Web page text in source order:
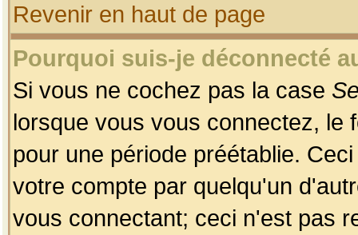
Revenir en haut de page
Pourquoi suis-je déconnecté
Si vous ne cochez pas la case
lorsque vous vous connectez, le
pour une période préétablie.
votre compte par quelqu'un
vous connectant; ceci n'est pas